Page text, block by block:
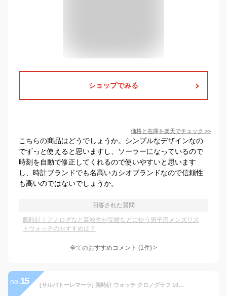
ショップでみる
価格と在庫を楽天でチェック >>
こちらの商品はどうでしょうか。シンプルなデザインなの
でずっと使えると思いますし、ソーラーになっているので
時刻を自動で修正してくれるので使いやすいと思います
し、時計ブランドでも名高いカシオブランドなので信頼性
も高いのではないでしょうか。
回答された質問
腕時計｜アナログなど高校生が受験などに使う男子用メンズリス
トウォッチのおすすめは？
全てのおすすめコメント (1件) >
no. 15 [サルバトーレマーラ] 腕時計 ウォッチ クロノグラフ 10気圧防水 ビジネス フォーマル メンズ 革ベルト シルバー ホワイトブラック パンダ SM15104-SSWHBKLE